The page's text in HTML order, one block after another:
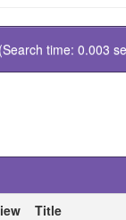
time: 0.003
Title